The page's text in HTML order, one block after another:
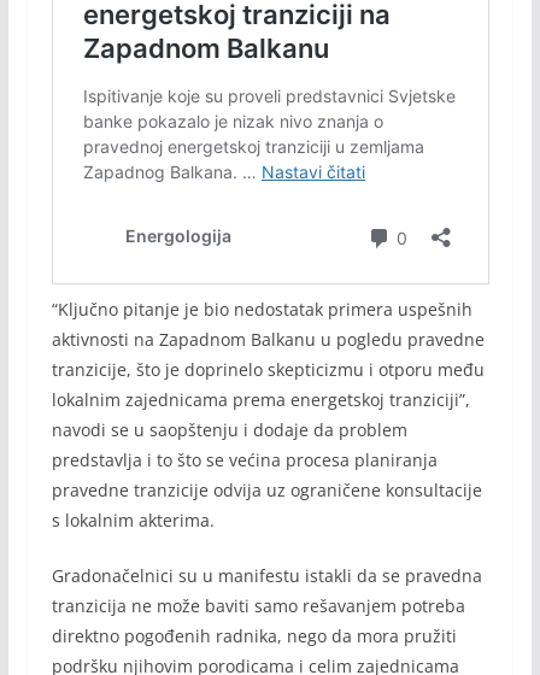
“Ključno pitanje je bio nedostatak primera uspešnih
aktivnosti na Zapadnom Balkanu u pogledu pravedne
tranzicije, što je doprinelo skepticizmu i otporu među
lokalnim zajednicama prema energetskoj tranziciji”,
navodi se u saopštenju i dodaje da problem
predstavlja i to što se većina procesa planiranja
pravedne tranzicije odvija uz ograničene konsultacije
s lokalnim akterima.
Gradonačelnici su u manifestu istakli da se pravedna
tranzicija ne može baviti samo rešavanjem potreba
direktno pogođenih radnika, nego da mora pružiti
podršku njihovim porodicama i celim zajednicama